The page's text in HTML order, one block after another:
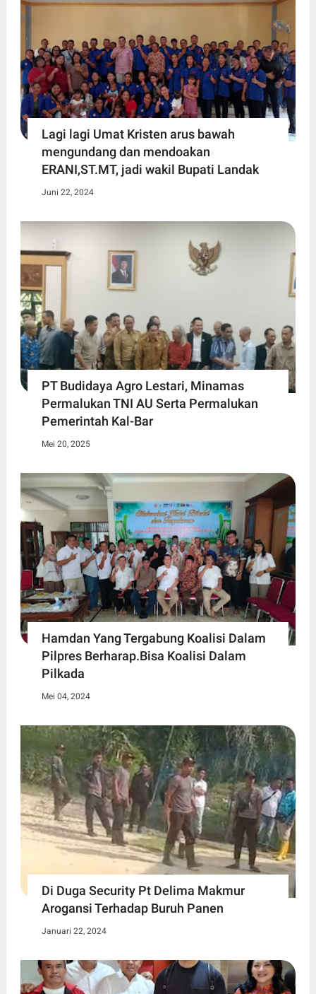
Lagi lagi Umat Kristen arus bawah
mengundang dan mendoakan
ERANI,ST.MT, jadi wakil Bupati Landak
Juni 22, 2024
PT Budidaya Agro Lestari, Minamas
Permalukan TNI AU Serta Permalukan
Pemerintah Kal-Bar
Mei 20, 2025
Hamdan Yang Tergabung Koalisi Dalam
Pilpres Berharap.Bisa Koalisi Dalam
Pilkada
Mei 04, 2024
Di Duga Security Pt Delima Makmur
Arogansi Terhadap Buruh Panen
Januari 22, 2024